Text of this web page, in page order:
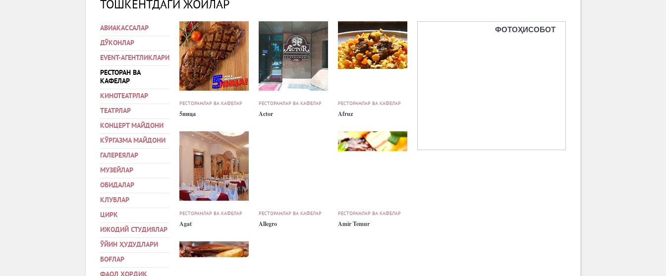
ТОШКЕНТДАГИ ЖОЙЛАР
АВИАКАССАЛАР
ДЎКОНЛАР
EVENT-АГЕНТЛИКЛАРИ
РЕСТОРАН ВА
КАФЕЛАР
КИНОТЕАТРЛАР
ТЕАТРЛАР
КОНЦЕРТ МАЙДОНИ
КЎРГАЗМА МАЙДОНИ
ГАЛЕРЕЯЛАР
МУЗЕЙЛАР
ОБИДАЛАР
КЛУБЛАР
ЦИРК
ИЖОДИЙ СТУДИЯЛАР
ЎЙИН ҲУДУДЛАРИ
БОҒЛАР
РЕСТОРАНЛАР ВА КАФЕЛАР
5ница
РЕСТОРАНЛАР ВА КАФЕЛАР
Actor
РЕСТОРАНЛАР ВА КАФЕЛАР
Afruz
РЕСТОРАНЛАР ВА КАФЕЛАР
Agat
РЕСТОРАНЛАР ВА КАФЕЛАР
Allegro
РЕСТОРАНЛАР ВА КАФЕЛАР
Amir Temur
ФОТОҲИСОБОТ